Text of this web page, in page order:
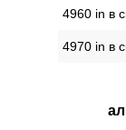
4960 in в
4970 in в